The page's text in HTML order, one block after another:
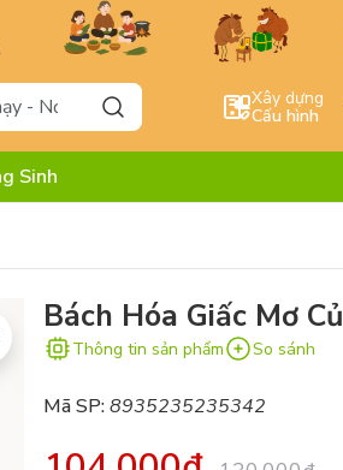
Xây dựng
Cấu hình
Sinh
Bách Hóa Giấc Mơ
Thông tin sản phẩm So sánh
Mã SP:8935235235342